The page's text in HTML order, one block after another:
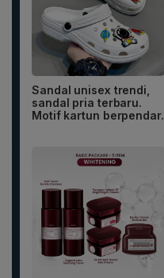
Sandal unisex trendi,
sandal pria terbaru.
Motif kartun berpendar.